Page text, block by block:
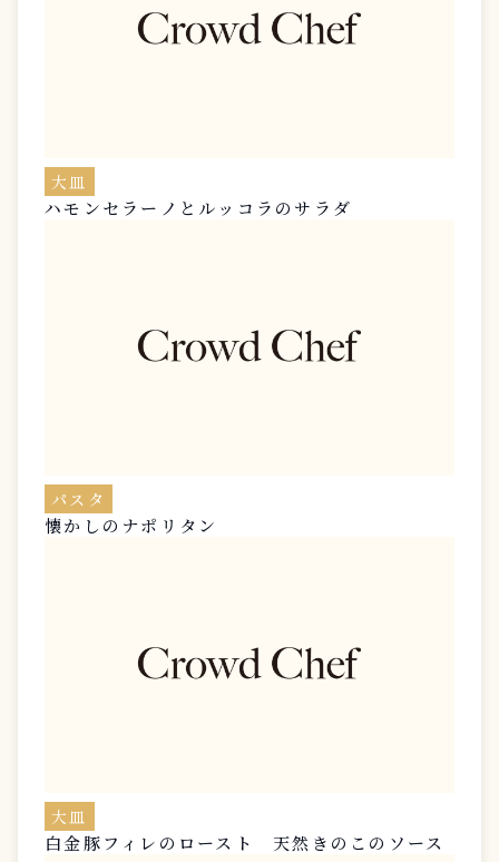
大皿
ハモンセラーノとルッコラのサラダ
パスタ
懐かしのナポリタン
大皿
白金豚フィレのロースト 天然きのこのソース